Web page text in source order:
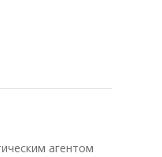
агентом